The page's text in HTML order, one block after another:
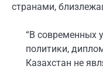
странами,
“В современных
политики,
Казахстан не